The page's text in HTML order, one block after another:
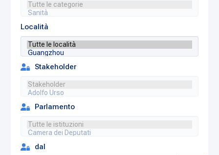
Località
Stakeholder
Parlamento
dal